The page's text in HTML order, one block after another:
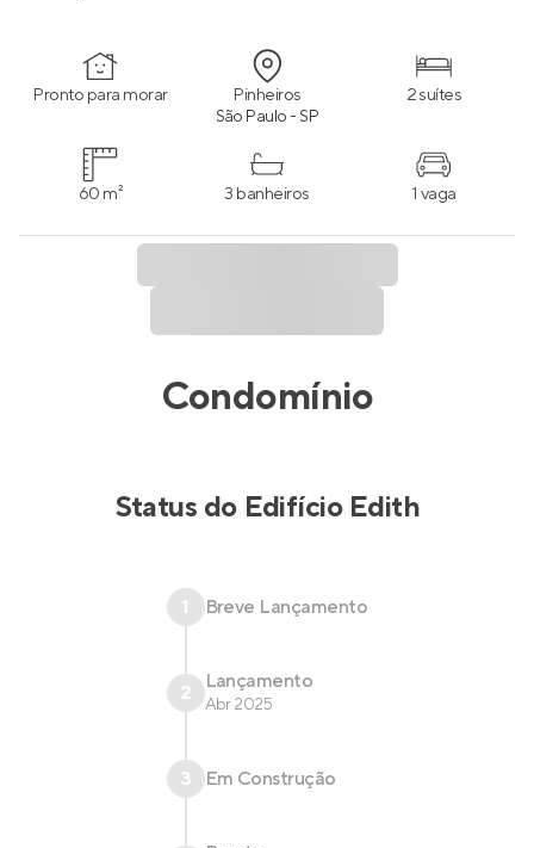
Pronto para morar Pinheiros
São Paulo - SP
2 suítes
60 m² 3 banheiros 1 vaga
Condomínio
Status do Edifício Edith
1 Breve Lançamento
2 Lançamento
Abr 2025
3 Em Construção